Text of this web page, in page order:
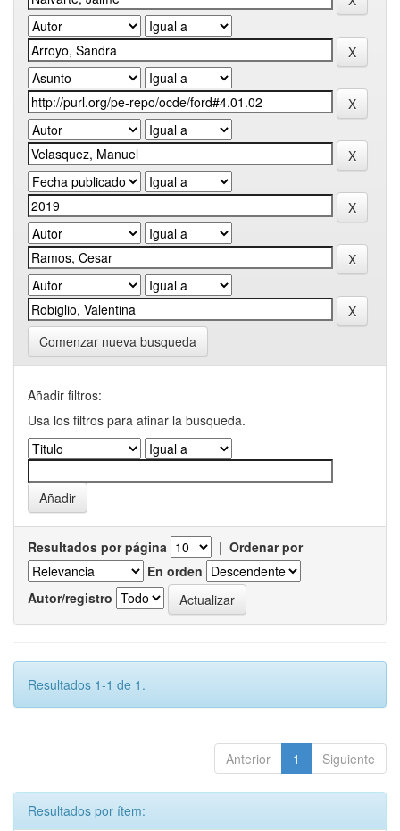
Comenzar nueva busqueda
Añadir filtros:
Usa los filtros para afinar la busqueda.
Resultados por página | Ordenar por
En orden
Autor/registro
Resultados 1-1 de 1.
Anterior 1 Siguiente
Resultados por ítem: